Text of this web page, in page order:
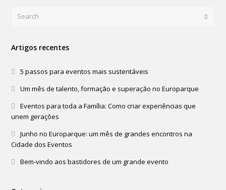
Artigos recentes
5 passos para eventos mais sustentáveis
Um mês de talento, formação e superação no Europarque
Eventos para toda a Família: Como criar experiências que
unem gerações
Junho no Europarque: um mês de grandes encontros na
Cidade dos Eventos
Bem-vindo aos bastidores de um grande evento